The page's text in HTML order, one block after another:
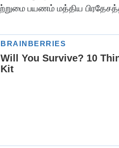
பயணம் மத்திய